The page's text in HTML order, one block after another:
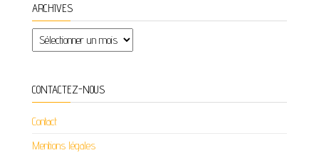
ARCHIVES
Archives
CONTACTEZ-NOUS
Contact
Mentions légales